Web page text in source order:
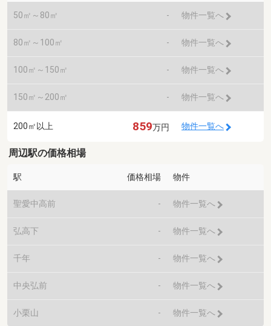
50㎡～80㎡ - 物件一覧へ
80㎡～100㎡ - 物件一覧へ
100㎡～150㎡ - 物件一覧へ
150㎡～200㎡ - 物件一覧へ
200㎡以上 859万円 物件一覧へ
周辺駅の価格相場
駅 価格相場 物件
聖愛中高前 - 物件一覧へ
弘高下 - 物件一覧へ
千年 - 物件一覧へ
中央弘前 - 物件一覧へ
小栗山 - 物件一覧へ